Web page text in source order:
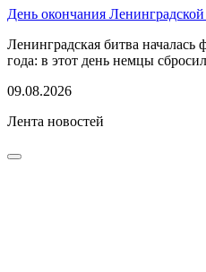
День окончания
Ленинградская битва
года: в этот день немцы
09.08.2026
Лента новостей